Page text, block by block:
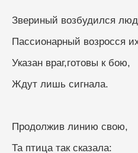
Звериный возбудился
Пассионарный возросся
Указан враг,готовы к бою,
Ждут лишь сигнала.
Продолжив линию свою,
Та птица так сказала: